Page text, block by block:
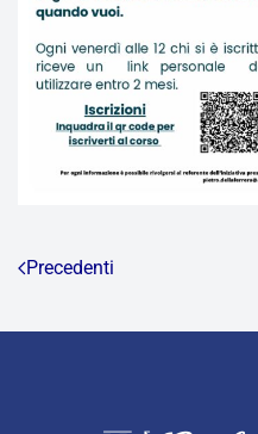
Precedenti